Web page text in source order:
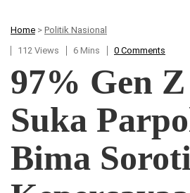
Home > Politik Nasional
112 Views
6 Mins 0 Comments
97% Gen
Suka
Bima